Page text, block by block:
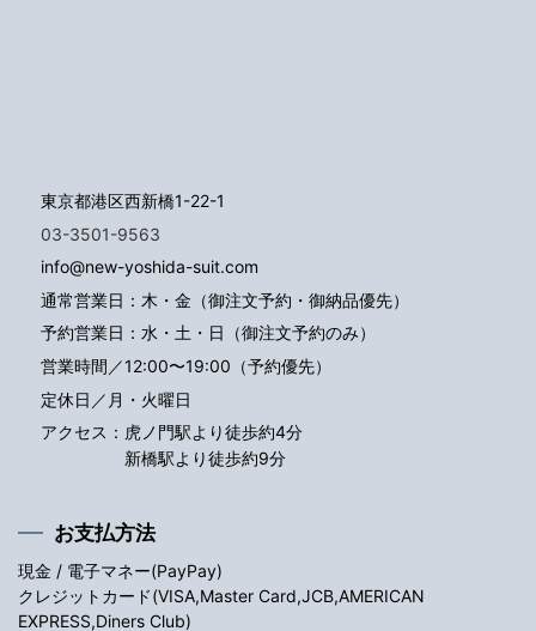
東京都港区西新橋1-22-1
03-3501-9563
info@new-yoshida-suit.com
通常営業日：木・金（御注文予約・御納品優先）
予約営業日：水・土・日（御注文予約のみ）
営業時間／12:00〜19:00（予約優先）
定休日／月・火曜日
アクセス： 虎ノ門駅より徒歩約4分
新橋駅より徒歩約9分
お支払方法
現金 / 電子マネー(PayPay)
クレジットカード(VISA,Master Card,JCB,AMERICAN
EXPRESS,Diners Club)